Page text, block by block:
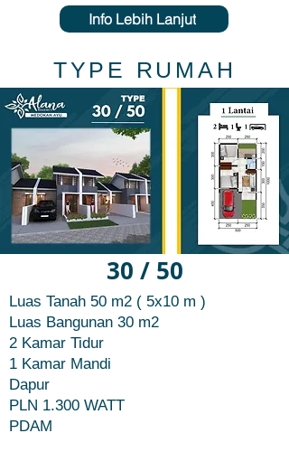
Info Lebih Lanjut
TYPE RUMAH
30 / 50
Luas Tanah 50 m2 ( 5x10 m )
Luas Bangunan 30 m2
2 Kamar Tidur
1 Kamar Mandi
Dapur
PLN 1.300 WATT
PDAM